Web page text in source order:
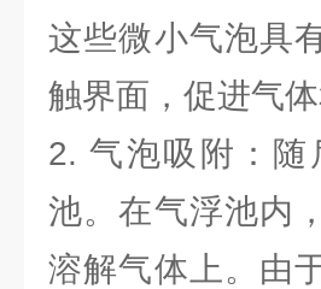
这些微小气泡具
触界面，促进气
2. 气泡吸附：
池。在气浮池内
溶解气体上。由